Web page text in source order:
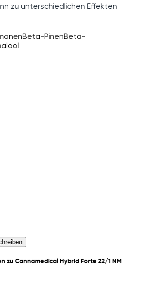
zu unterschiedlichen Effekten
Beta-PinenBeta-
zu Cannamedical Hybrid Forte 22/1 NM